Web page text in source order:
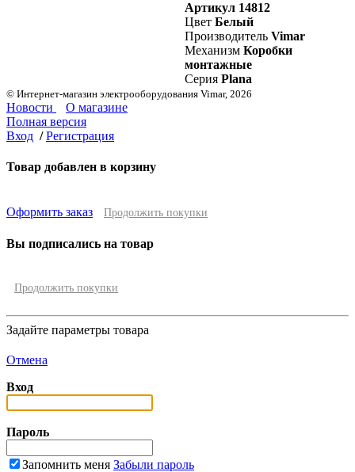
Артикул 14812
Цвет Белый
Производитель Vimar
Механизм Коробки
монтажные
Серия Plana
© Интернет-магазин электрооборудования Vimar, 2026
Новости
О магазине
Полная версия
Вход / Регистрация
Товар добавлен в корзину
Оформить заказ Продолжить покупки
Вы подписались на товар
Продолжить покупки
Задайте параметры товара
Отмена
Вход
Пароль
Запомнить меня Забыли пароль